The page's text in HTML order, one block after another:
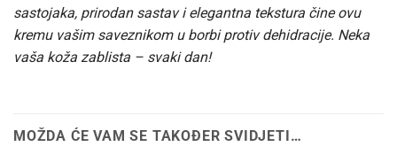
sastojaka, prirodan sastav i elegantna tekstura čine ovu
kremu vašim saveznikom u borbi protiv dehidracije. Neka
vaša koža zablista – svaki dan!
MOŽDA ĆE VAM SE TAKOĐER SVIDJETI…